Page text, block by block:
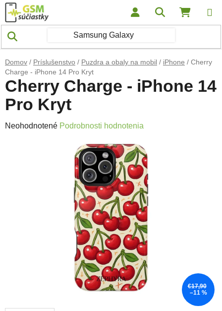
Prejsť na obsah Hľadať
Domov / Príslušenstvo / Puzdra a obaly na mobil / iPhone / Cherry
Charge - iPhone 14 Pro Kryt
Cherry Charge - iPhone 14
Pro Kryt
Priemerné hodnotenie produktu je 0,0 z 5 hviezdičiek.
Neohodnotené Podrobnosti hodnotenia
€17,90
–11 %